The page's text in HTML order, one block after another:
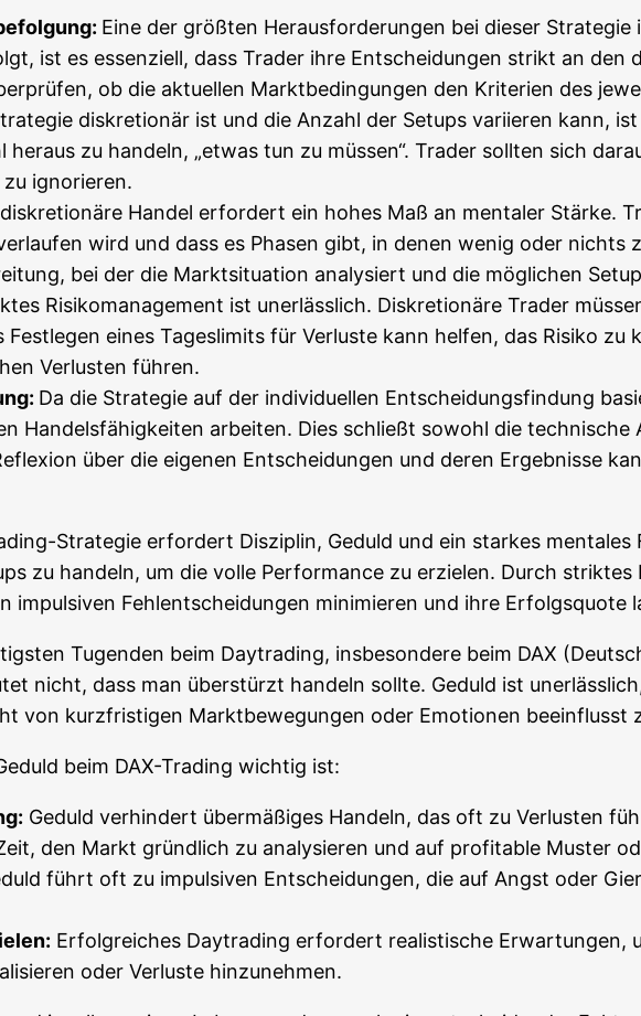
Eine der größ­ten Her­aus­for­de­run­gen bei die­ser
ist es essen­zi­ell, dass Trader ihre Ent­schei­dun­gen strikt an
ob die aktu­el­len Markt­be­din­gun­gen den Kri­te­ri­en des
dis­kre­tio­när ist und die Anzahl der Set­ups vari­ie­ren kann,
her­aus zu han­deln, „etwas tun zu müs­sen“. Trader soll­ten sich
ignorieren.
Han­del erfor­dert ein hohes Maß an men­ta­ler Stär­ke.
wird und dass es Pha­sen gibt, in denen wenig oder
bei der die Markt­si­tua­ti­on ana­ly­siert und die mög­li­chen
Risi­ko­ma­nage­ment ist uner­läss­lich. Dis­kre­tio­nä­re Trader
Fest­le­gen eines Tages­li­mits für Ver­lus­te kann hel­fen, das Risi­ko
Ver­lus­ten führen.
Da die Stra­te­gie auf der indi­vi­du­el­len Ent­schei­dungs­fin­dung
Han­dels­fä­hig­kei­ten arbei­ten. Dies schließt sowohl die
über die eige­nen Ent­schei­dun­gen und deren Ergeb­nis­se
Stra­te­gie erfor­dert Dis­zi­plin, Geduld und ein star­kes
zu han­deln, um die vol­le Per­for­mance zu erzie­len. Durch
impul­si­ven Fehl­ent­schei­dun­gen mini­mie­ren und ihre Erfolgs­quo­te
Tugen­den beim Day­tra­ding, ins­be­son­de­re beim DAX
nicht, dass man über­stürzt han­deln soll­te. Geduld ist
von kurz­fris­ti­gen Markt­be­we­gun­gen oder Emo­tio­nen beein­flusst
beim DAX-Tra­ding wich­tig ist:
Geduld ver­hin­dert über­mä­ßi­ges Han­deln, das oft zu Ver­lus­ten
den Markt gründ­lich zu ana­ly­sie­ren und auf pro­fi­ta­ble Mus­ter
führt oft zu impul­si­ven Ent­schei­dun­gen, die auf Angst oder
Erfolg­rei­ches Day­tra­ding erfor­dert rea­lis­ti­sche Erwar­tun­gen,
oder Ver­lus­te hinzunehmen.